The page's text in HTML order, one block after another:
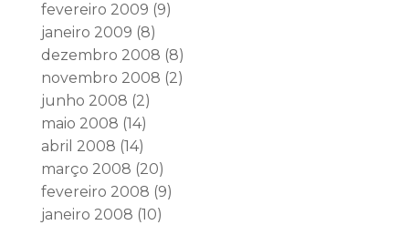
fevereiro 2009 (9)
janeiro 2009 (8)
dezembro 2008 (8)
novembro 2008 (2)
junho 2008 (2)
maio 2008 (14)
abril 2008 (14)
março 2008 (20)
fevereiro 2008 (9)
janeiro 2008 (10)